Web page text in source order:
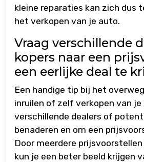
kleine reparaties kan zich dus
het verkopen van je auto.
Vraag verschillende
kopers naar een
een eerlijke deal te
Een handige tip bij het
inruilen of zelf verkopen van je
verschillende dealers of
benaderen en om een
Door meerdere
kun je een beter beeld krijgen